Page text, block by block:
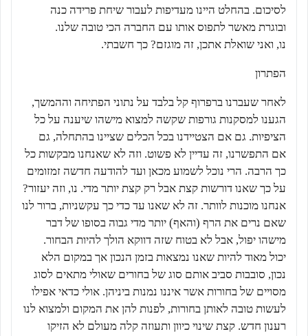
לסיכום. בהחלט היינו מעדיפות לעבור שיחת פרידה כנה
ובוגרת מאשר לתפוס אותו עם החברה הכי טובה שלנו.
נו, ואני שואלת אתכן, זה מוגזם? כך חשבתי.
הפתרון
לאחר שעברנו ברפרוף קל בלבד על נתוני הפתיחה וההמשך,
הגענו למסקנות גורפות שקשה למצוא מישהו שיענה על כל
הציפיות. גם אם הצטיידנו בכל הכלים שציינו בהתחלה, גם
אם התפשרנו, זה עדיין לא פשוט. וזה לא שאנחנו מבקשות כל
כך הרבה. הרי נוכל לשמוע מכאן ועד להודעה חדשה זמזומים
על כך שאנו דורשות קצת אבל רק קצת יותר מדי. נו, וזה יעזור?
אנחנו מוכנות לוותר. זה לא שאנו עד כדי כך עקשניות, ברור לנו
שאם נרים את הרף (והאף) יותר מדי גבוה בסופו של דבר
מישהו יפול, אבל לא בטוח שזה דווקא הולך להיות הבחור.
יכול מאוד להיות שאנו נמצאות בזמן הנכון אך במקום הלא
נכון, סובבות סביב אותם סוג של בחורים שאולי מתאים לסוג
מסויים של בחורות אשר איננו נמנות ביניהן. אולי כדאי אפילו
לעשות טובה לאותן בחורות, לפנות להן את המקום ולמצוא לנו
רענון חדש. קצת שינוי כיוון ותעוזה קלה מעולם לא הזיקו